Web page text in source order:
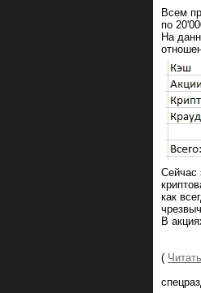
Всем
по
На
Сейчас
как
В
(